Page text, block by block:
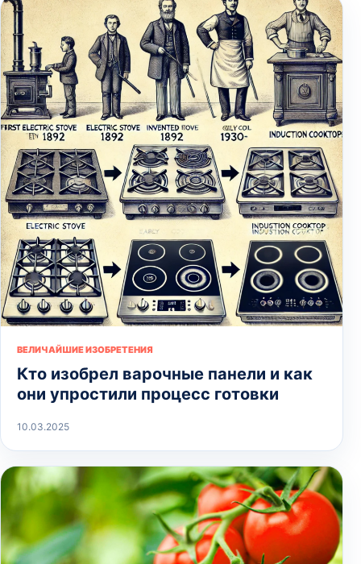
ВЕЛИЧАЙШИЕ ИЗОБРЕТЕНИЯ
Кто изобрел варочные панели и как
они упростили процесс готовки
10.03.2025